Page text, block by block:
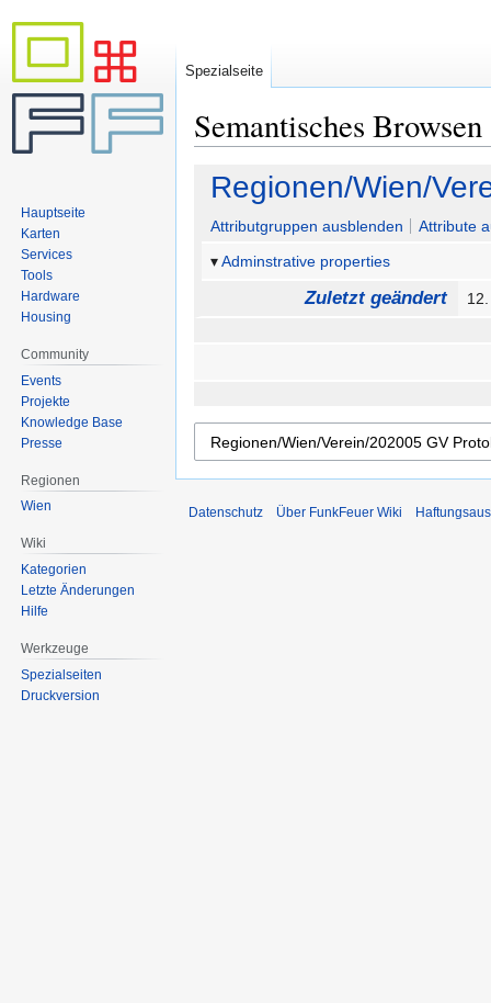
Semantisches Browsen
Zur
Navigation
springen
Zur
Suche
springen
Regionen/Wien/
Attributgruppen ausblenden
Attribute
Adminstrative properties
Zuletzt geändert
Spezialseite
Hauptseite
Karten
Services
Tools
Hardware
Housing
Community
Events
Projekte
Knowledge Base
Presse
Regionen
Wien
Wiki
Kategorien
Letzte Änderungen
Hilfe
Werkzeuge
Spezialseiten
Druckversion
Datenschutz Über FunkFeuer Wiki